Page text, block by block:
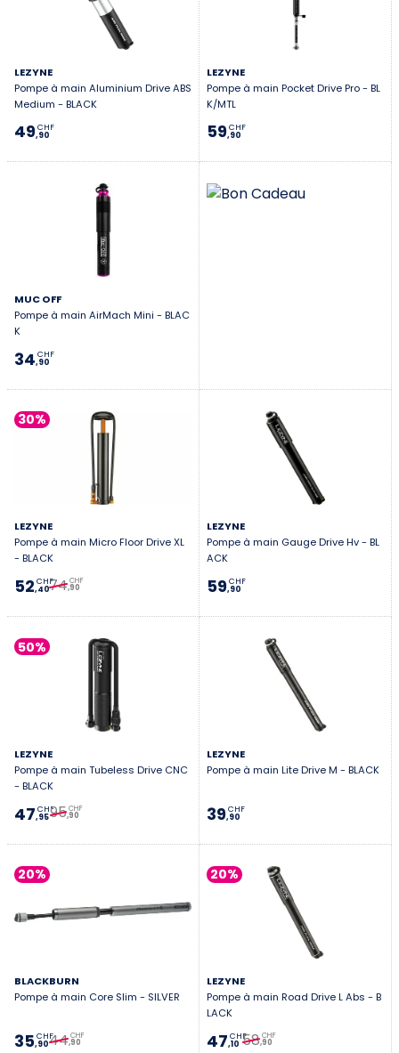
LEZYNE
Pompe à main Aluminium Drive ABS
Medium - BLACK
49,90
CHF
LEZYNE
Pompe à main Pocket Drive Pro - BL
K/MTL
59,90
CHF
MUC OFF
Pompe à main AirMach Mini - BLAC
K
34,90
CHF
30%
LEZYNE
Pompe à main Micro Floor Drive XL
- BLACK
52,40
CHF74,90
CHF
LEZYNE
Pompe à main Gauge Drive Hv - BL
ACK
59,90
CHF
50%
LEZYNE
Pompe à main Tubeless Drive CNC
- BLACK
47,95
CHF95,90
CHF
LEZYNE
Pompe à main Lite Drive M - BLACK
39,90
CHF
20%
BLACKBURN
Pompe à main Core Slim - SILVER
35,90
CHF44,90
CHF
20%
LEZYNE
Pompe à main Road Drive L Abs - B
LACK
47,10
CHF58,90
CHF